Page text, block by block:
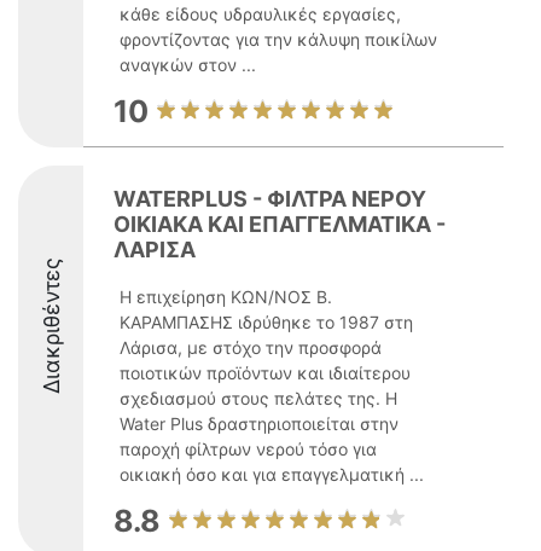
κάθε είδους υδραυλικές εργασίες,
φροντίζοντας για την κάλυψη ποικίλων
αναγκών στον ...
10
Διακριθέντες
WATERPLUS - ΦΙΛΤΡΑ ΝΕΡΟΥ
ΟΙΚΙΑΚΑ ΚΑΙ ΕΠΑΓΓΕΛΜΑΤΙΚΑ -
ΛΑΡΙΣΑ
Η επιχείρηση ΚΩΝ/ΝΟΣ Β.
ΚΑΡΑΜΠΑΣΗΣ ιδρύθηκε το 1987 στη
Λάρισα, με στόχο την προσφορά
ποιοτικών προϊόντων και ιδιαίτερου
σχεδιασμού στους πελάτες της. Η
Water Plus δραστηριοποιείται στην
παροχή φίλτρων νερού τόσο για
οικιακή όσο και για επαγγελματική ...
8.8